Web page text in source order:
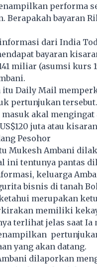
performa
Berapakah bayaran
dari India
bayaran
miliar (asumsi kurs
itu Daily Mail
pertunjukan
akal
juta atau
Pesohor
Mukesh Ambani
ini tentunya pantas
keluarga
bisnis di tanah
merupakan
memiliki
terlihat jelas saat
yang akan datang.
dilaporkan